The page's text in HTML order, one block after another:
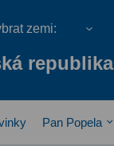
republika
Pan Popela